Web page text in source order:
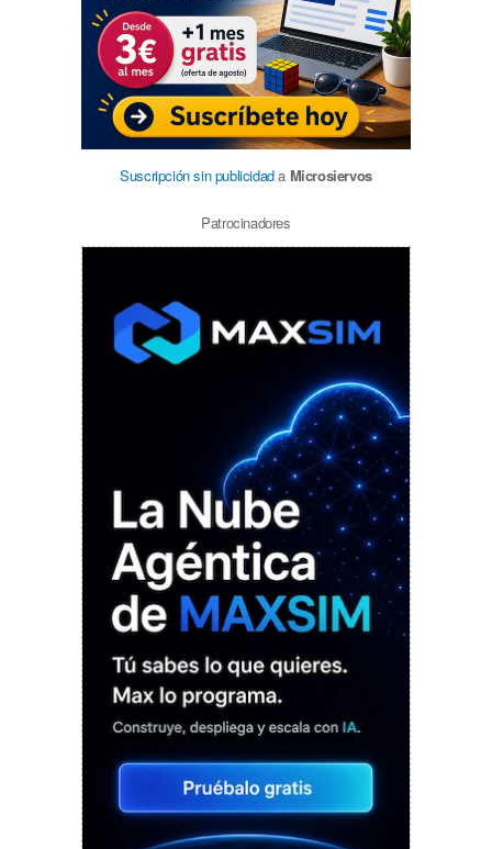
Suscripción sin publicidada Microsiervos
Patrocinadores